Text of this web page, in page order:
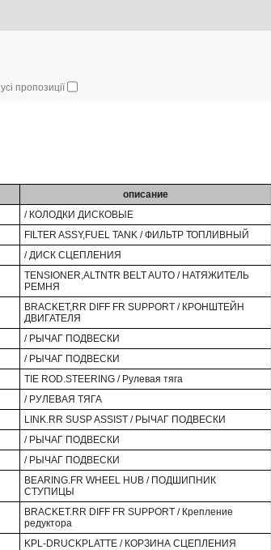
усі пропозиції
описание
/ КОЛОДКИ ДИСКОВЫЕ
FILTER ASSY,FUEL TANK / ФИЛЬТР ТОПЛИВНЫЙ
/ ДИСК СЦЕПЛЕНИЯ
TENSIONER,ALTNTR BELT AUTO / НАТЯЖИТЕЛЬ
РЕМНЯ
BRACKET,RR DIFF FR SUPPORT / КРОНШТЕЙН
ДВИГАТЕЛЯ
/ РЫЧАГ ПОДВЕСКИ
/ РЫЧАГ ПОДВЕСКИ
TIE ROD.STEERING / Рулевая тяга
/ РУЛЕВАЯ ТЯГА
LINK.RR SUSP ASSIST / РЫЧАГ ПОДВЕСКИ
/ РЫЧАГ ПОДВЕСКИ
/ РЫЧАГ ПОДВЕСКИ
BEARING.FR WHEEL HUB / ПОДШИПНИК
СТУПИЦЫ
BRACKET.RR DIFF FR SUPPORT / Крепление
редуктора
KPL-DRUCKPLATTE / КОРЗИНА СЦЕПЛЕНИЯ